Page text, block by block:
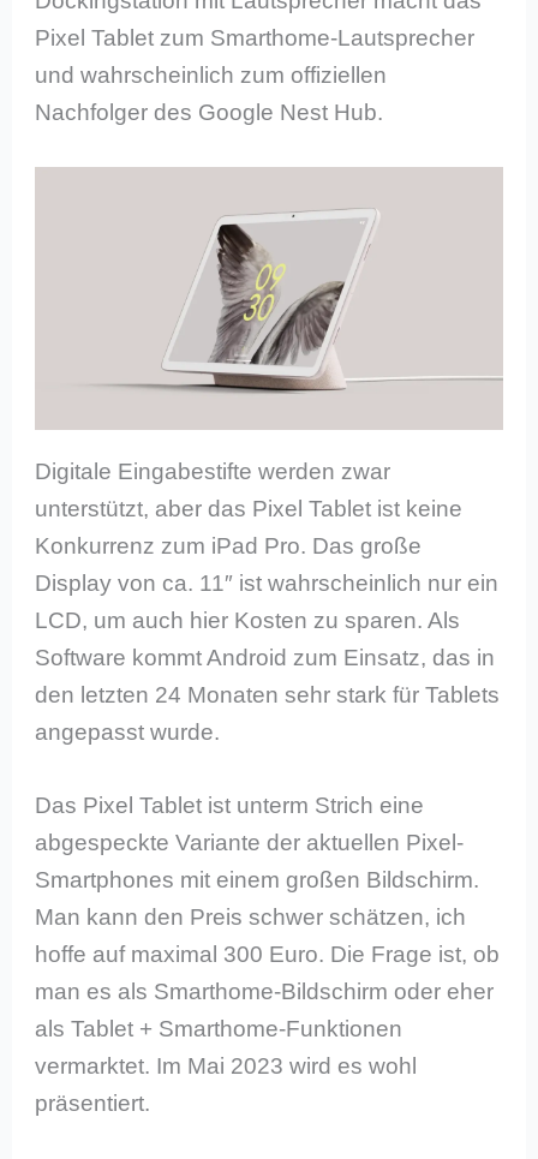
Pixel Tablet zum Smarthome-Lautsprecher
und wahrscheinlich zum offiziellen
Nachfolger des Google Nest Hub.
Digitale Eingabestifte werden zwar
unterstützt, aber das Pixel Tablet ist keine
Konkurrenz zum iPad Pro. Das große
Display von ca. 11″ ist wahrscheinlich nur ein
LCD, um auch hier Kosten zu sparen. Als
Software kommt Android zum Einsatz, das in
den letzten 24 Monaten sehr stark für Tablets
angepasst wurde.
Das Pixel Tablet ist unterm Strich eine
abgespeckte Variante der aktuellen Pixel-
Smartphones mit einem großen Bildschirm.
Man kann den Preis schwer schätzen, ich
hoffe auf maximal 300 Euro. Die Frage ist, ob
man es als Smarthome-Bildschirm oder eher
als Tablet + Smarthome-Funktionen
vermarktet. Im Mai 2023 wird es wohl
präsentiert.